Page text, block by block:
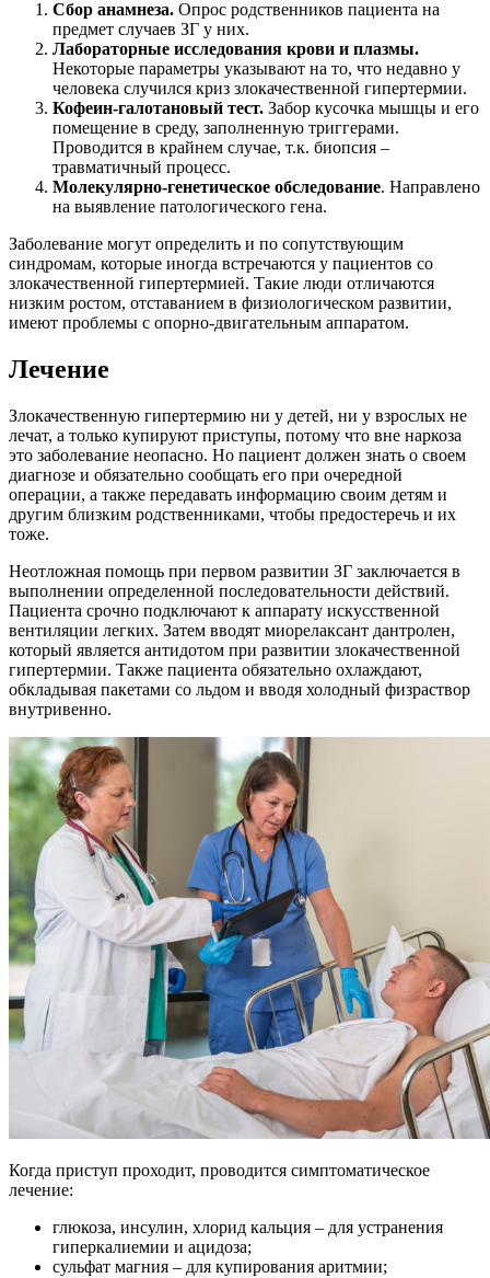
Сбор анамнеза. Опрос родственников пациента на
предмет случаев ЗГ у них.
Лабораторные исследования крови и плазмы.
Некоторые параметры указывают на то, что недавно у
человека случился криз злокачественной гипертермии.
Кофеин-галотановый тест. Забор кусочка мышцы и его
помещение в среду, заполненную триггерами.
Проводится в крайнем случае, т.к. биопсия –
травматичный процесс.
Молекулярно-генетическое обследование. Направлено
на выявление патологического гена.
Заболевание могут определить и по сопутствующим
синдромам, которые иногда встречаются у пациентов со
злокачественной гипертермией. Такие люди отличаются
низким ростом, отставанием в физиологическом развитии,
имеют проблемы с опорно-двигательным аппаратом.
Лечение
Злокачественную гипертермию ни у детей, ни у взрослых не
лечат, а только купируют приступы, потому что вне наркоза
это заболевание неопасно. Но пациент должен знать о своем
диагнозе и обязательно сообщать его при очередной
операции, а также передавать информацию своим детям и
другим близким родственниками, чтобы предостеречь и их
тоже.
Неотложная помощь при первом развитии ЗГ заключается в
выполнении определенной последовательности действий.
Пациента срочно подключают к аппарату искусственной
вентиляции легких. Затем вводят миорелаксант дантролен,
который является антидотом при развитии злокачественной
гипертермии. Также пациента обязательно охлаждают,
обкладывая пакетами со льдом и вводя холодный физраствор
внутривенно.
Когда приступ проходит, проводится симптоматическое
лечение:
глюкоза, инсулин, хлорид кальция – для устранения
гиперкалиемии и ацидоза;
сульфат магния – для купирования аритмии;